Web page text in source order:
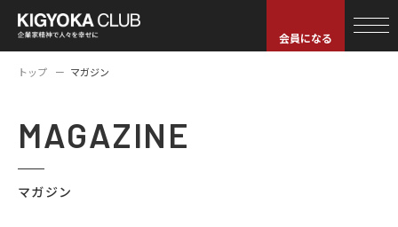
会員になる
トップ マガジン
MAGAZINE
マガジン